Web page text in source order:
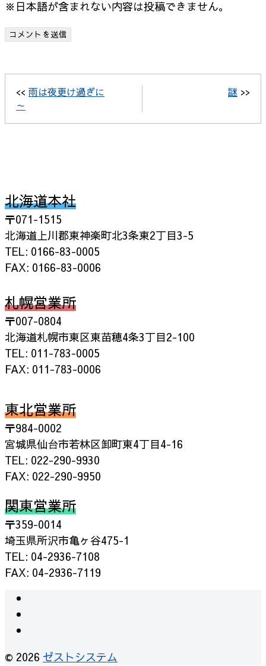
※日本語が含まれない内容は投稿できません。
<< 雨は夜更け過ぎに
～
謎 >>
北海道本社
〒071-1515
北海道上川郡東神楽町北3条東2丁目3-5
TEL: 0166-83-0005
FAX: 0166-83-0006
札幌営業所
〒007-0804
北海道札幌市東区東苗穂4条3丁目2-100
TEL: 011-783-0005
FAX: 011-783-0006
東北営業所
〒984-0002
宮城県仙台市若林区卸町東4丁目4-16
TEL: 022-290-9930
FAX: 022-290-9950
関東営業所
〒359-0014
埼玉県所沢市亀ヶ谷475-1
TEL: 04-2936-7108
FAX: 04-2936-7119
© 2026 ゼストシステム